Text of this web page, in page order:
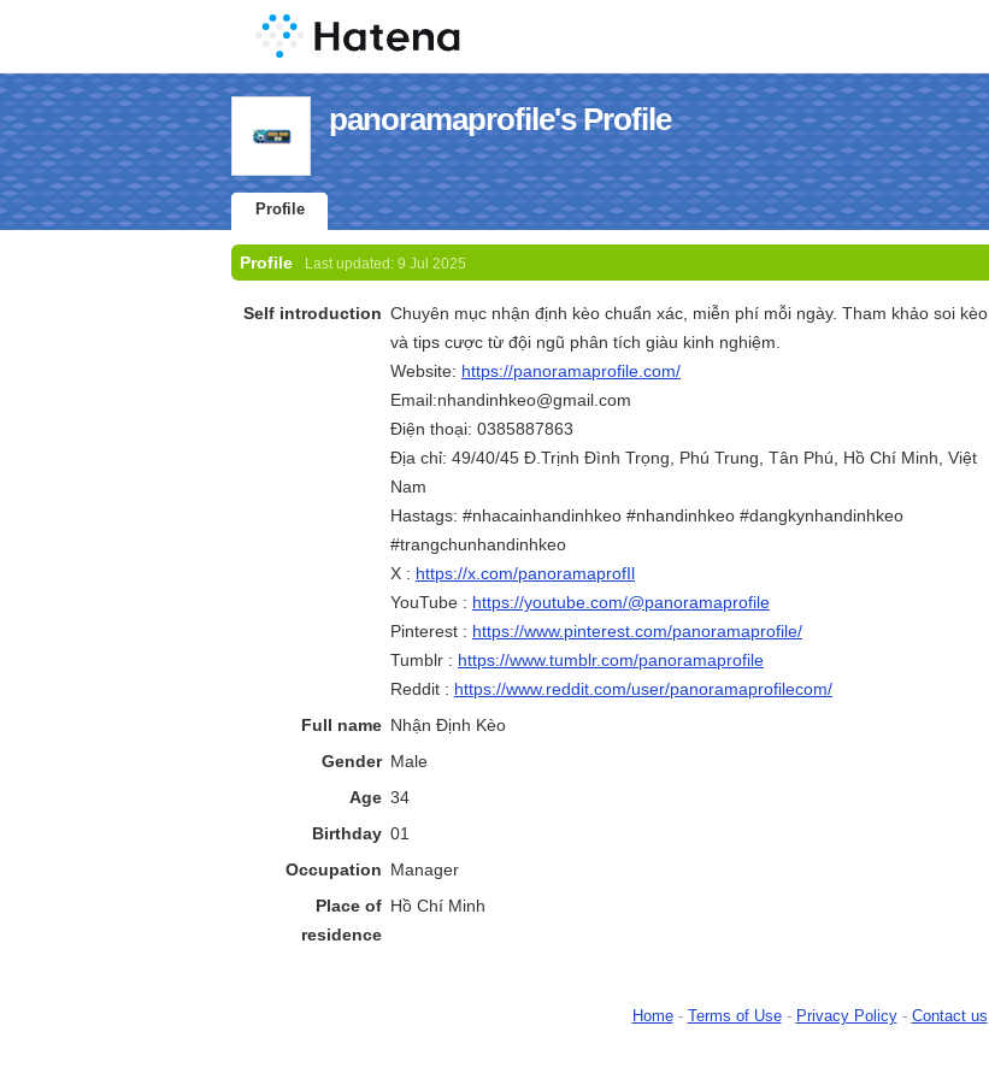
panoramaprofile's Profile
Profile
Profile Last updated: 9 Jul 2025
Self introduction Chuyên mục nhận định kèo chuẩn xác, miễn phí mỗi ngày. Tham khảo soi kèo
và tips cược từ đội ngũ phân tích giàu kinh nghiệm.
Website: https://panoramaprofile.com/
Email:nhandinhkeo@gmail.com
Điện thoại: 0385887863
Địa chỉ: 49/40/45 Đ.Trịnh Đình Trọng, Phú Trung, Tân Phú, Hồ Chí Minh, Việt
Nam
Hastags: #nhacainhandinhkeo #nhandinhkeo #dangkynhandinhkeo
#trangchunhandinhkeo
X : https://x.com/panoramaprofIl
YouTube : https://youtube.com/@panoramaprofile
Pinterest : https://www.pinterest.com/panoramaprofile/
Tumblr : https://www.tumblr.com/panoramaprofile
Reddit : https://www.reddit.com/user/panoramaprofilecom/
Full name Nhận Định Kèo
Gender Male
Age 34
Birthday 01
Occupation Manager
Place of
residence
Hồ Chí Minh
Home- Terms of Use- Privacy Policy- Contact us